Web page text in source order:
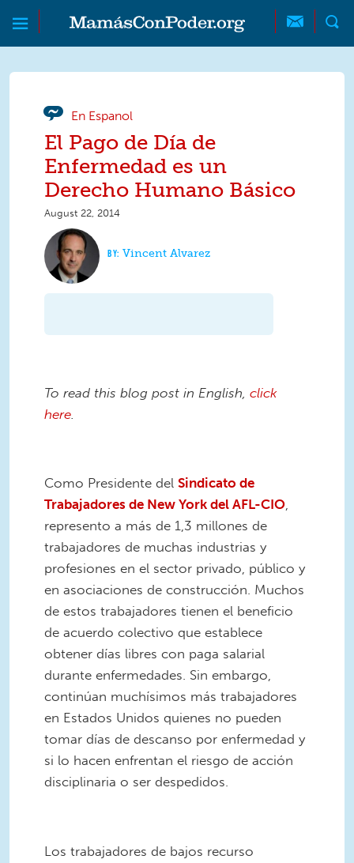
Skip to main content
Skip to main content
MamásConPoder
En Espanol
El Pago de Día de
Enfermedad es un
Derecho Humano Básico
August 22, 2014
Vincent Alvarez
To read this blog post in English, click
here
Como Presidente del Sindicato de
Trabajadores de New York del AFL-CIO,
represento a más de 1,3 millones de
trabajadores de muchas industrias y
profesiones en el sector privado, público y
en asociaciones de construcción. Muchos
de estos trabajadores tienen el beneficio
de acuerdo colectivo que establece
obtener días libres con paga salarial
durante enfermedades. Sin embargo,
continúan muchísimos más trabajadores
en Estados Unidos quienes no pueden
tomar días de descanso por enfermedad y
si lo hacen enfrentan el riesgo de acción
disciplinaria o ser despedidos.
Los trabajadores de bajos recurso